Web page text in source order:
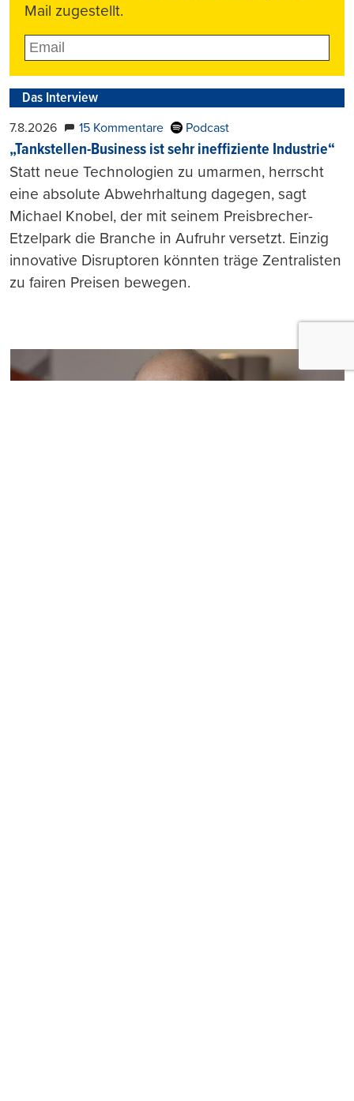
Mail zugestellt.
Das Interview
7.8.2026 15 Kommentare Podcast
„Tankstellen-Business ist sehr ineffiziente Industrie“
Statt neue Technologien zu umarmen, herrscht
eine absolute Abwehrhaltung dagegen, sagt
Michael Knobel, der mit seinem Preisbrecher-
Etzelpark die Branche in Aufruhr versetzt. Einzig
innovative Disruptoren könnten träge Zentralisten
zu fairen Preisen bewegen.